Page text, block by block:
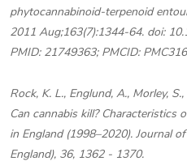
phytocannabinoid-terpenoid
2011 Aug;163(7):1344-64. doi:
PMID: 21749363; PMCID:
Rock, K. L., Englund, A., Morley,
Can cannabis kill?
in England (1998–2020). Journal
England), 36, 1362 - 1370.